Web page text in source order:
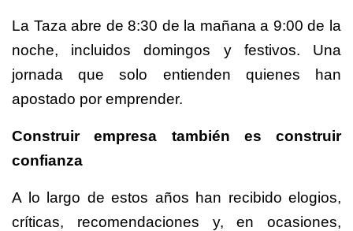
La Taza abre de 8:30 de la mañana a 9:00 de la
noche, incluidos domingos y festivos. Una
jornada que solo entienden quienes han
apostado por emprender.
Construir empresa también es construir
confianza
A lo largo de estos años han recibido elogios,
críticas, recomendaciones y, en ocasiones,